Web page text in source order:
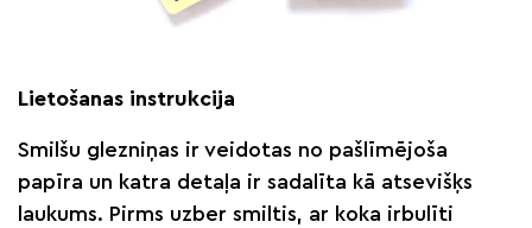
Lietošanas instrukcija
Smilšu glezniņas ir veidotas no pašlīmējoša
papīra un katra detaļa ir sadalīta kā atsevišķs
laukums. Pirms uzber smiltis, ar koka irbulīti